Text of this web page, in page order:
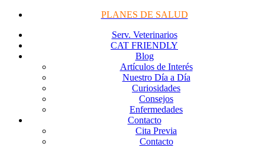
PLANES DE SALUD
Serv. Veterinarios
CAT FRIENDLY
Blog
Artículos de Interés
Nuestro Día a Día
Curiosidades
Consejos
Enfermedades
Contacto
Cita Previa
Contacto